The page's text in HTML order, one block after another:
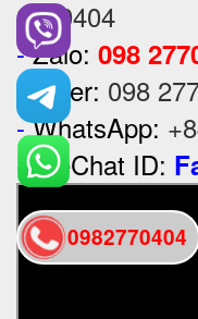
2770404
- Zalo: 098
- Viber: 098
- WhatsApp:
- WeChat ID:
0982770404